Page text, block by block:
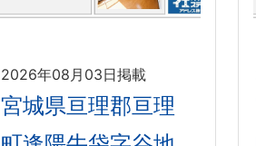
2026年08月03日掲載
宮城県亘理郡亘理